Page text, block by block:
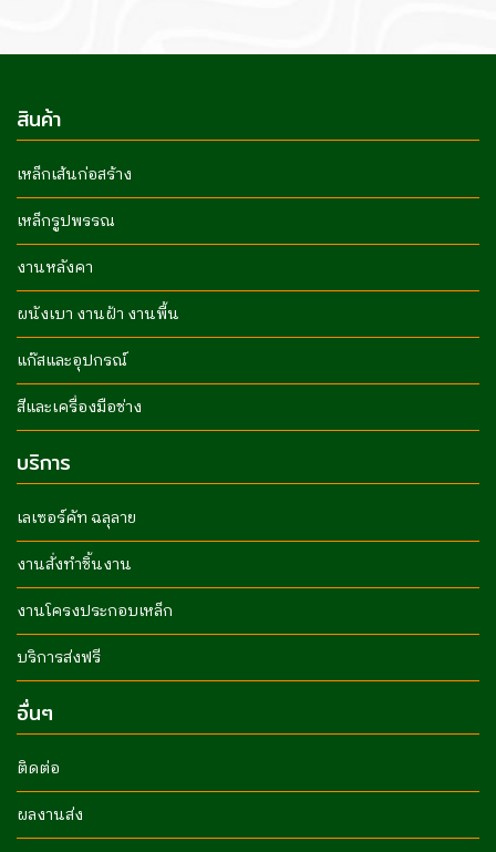
สินค้า
เหล็กเส้นก่อสร้าง
เหล็กรูปพรรณ
งานหลังคา
ผนังเบา งานฝ้า งานพื้น
แก๊สและอุปกรณ์
สีและเครื่องมือช่าง
บริการ
เลเซอร์คัท ฉลุลาย
งานสั่งทำชิ้นงาน
งานโครงประกอบเหล็ก
บริการส่งฟรี
อื่นๆ
ติดต่อ
ผลงานส่ง